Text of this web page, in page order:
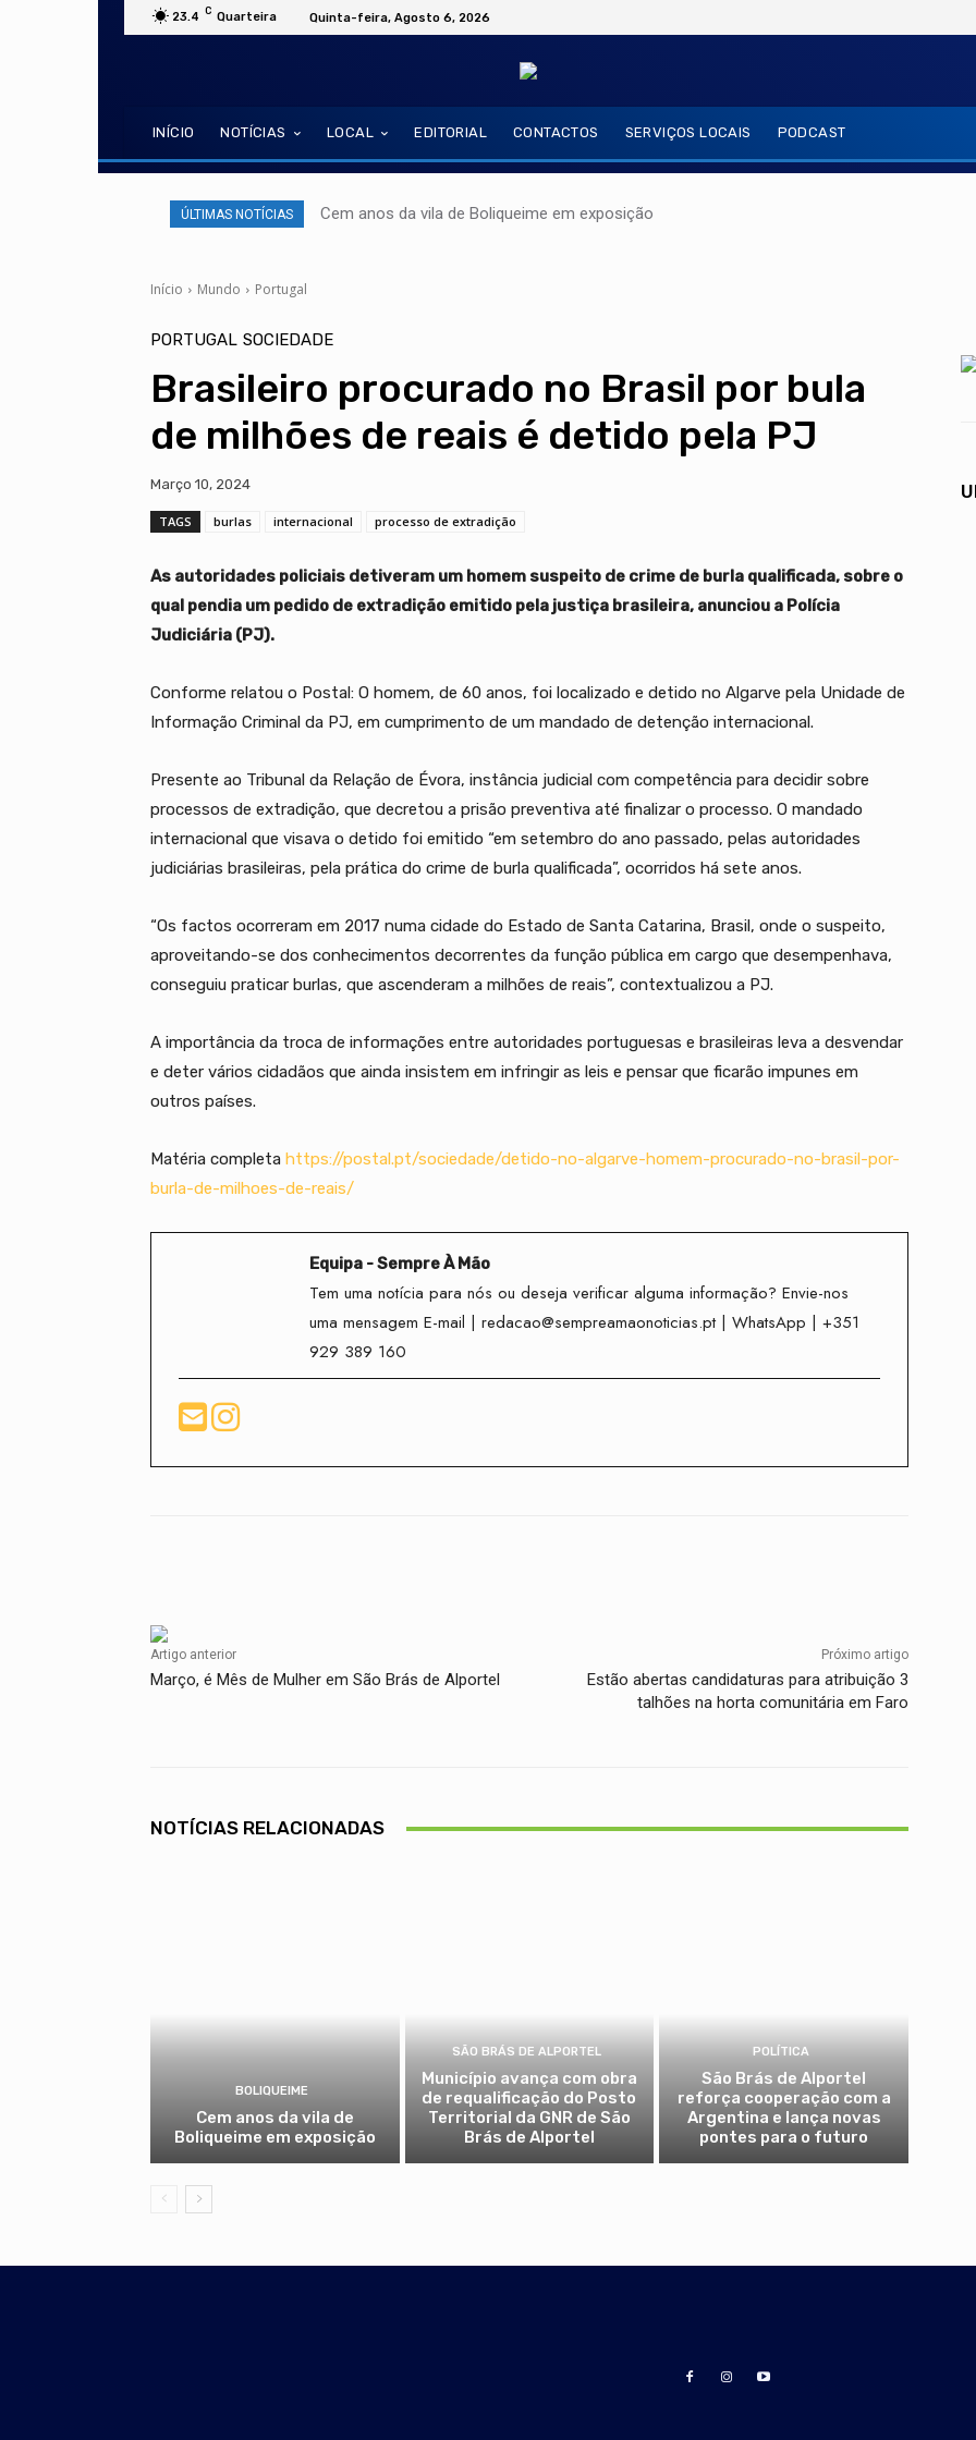
23.4 C Quarteira Quinta-feira, Agosto 6, 2026
INÍCIO NOTÍCIAS LOCAL EDITORIAL CONTACTOS SERVIÇOS LOCAIS PODCAST
ÚLTIMAS NOTÍCIAS Cem anos da vila de Boliqueime em exposição
Início Mundo Portugal
PORTUGAL SOCIEDADE
Brasileiro procurado no Brasil por bula
de milhões de reais é detido pela PJ
Março 10, 2024
TAGS burlas internacional processo de extradição
As autoridades policiais detiveram um homem suspeito de crime de burla qualificada, sobre o
qual pendia um pedido de extradição emitido pela justiça brasileira, anunciou a Polícia
Judiciária (PJ).
Conforme relatou o Postal: O homem, de 60 anos, foi localizado e detido no Algarve pela Unidade de
Informação Criminal da PJ, em cumprimento de um mandado de detenção internacional.
Presente ao Tribunal da Relação de Évora, instância judicial com competência para decidir sobre
processos de extradição, que decretou a prisão preventiva até finalizar o processo. O mandado
internacional que visava o detido foi emitido “em setembro do ano passado, pelas autoridades
judiciárias brasileiras, pela prática do crime de burla qualificada”, ocorridos há sete anos.
“Os factos ocorreram em 2017 numa cidade do Estado de Santa Catarina, Brasil, onde o suspeito,
aproveitando-se dos conhecimentos decorrentes da função pública em cargo que desempenhava,
conseguiu praticar burlas, que ascenderam a milhões de reais”, contextualizou a PJ.
A importância da troca de informações entre autoridades portuguesas e brasileiras leva a desvendar
e deter vários cidadãos que ainda insistem em infringir as leis e pensar que ficarão impunes em
outros países.
Matéria completa https://postal.pt/sociedade/detido-no-algarve-homem-procurado-no-brasil-por-
burla-de-milhoes-de-reais/
Equipa - Sempre À Mão
Tem uma notícia para nós ou deseja verificar alguma informação? Envie-nos
uma mensagem E-mail | redacao@sempreamaonoticias.pt | WhatsApp | +351
929 389 160
Artigo anterior
Março, é Mês de Mulher em São Brás de Alportel
Próximo artigo
Estão abertas candidaturas para atribuição 3
talhões na horta comunitária em Faro
NOTÍCIAS RELACIONADAS
BOLIQUEIME
Cem anos da vila de
Boliqueime em exposição
SÃO BRÁS DE ALPORTEL
Município avança com obra
de requalificação do Posto
Territorial da GNR de São
Brás de Alportel
POLÍTICA
São Brás de Alportel
reforça cooperação com a
Argentina e lança novas
pontes para o futuro